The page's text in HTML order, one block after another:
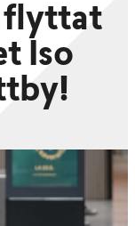
flyttat
Iso